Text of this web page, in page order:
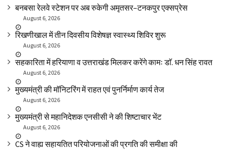
बनबसा रेलवे स्टेशन पर अब रुकेगी अमृतसर–टनकपुर एक्सप्रेस
August 6, 2026
रिखणीखाल में तीन दिवसीय विशेषज्ञ स्वास्थ्य शिविर शुरू
August 6, 2026
सहकारिता में हरियाणा व उत्तराखंड मिलकर करेंगे कामः डाॅ. धन सिंह रावत
August 6, 2026
मुख्यमंत्री की मॉनिटरिंग में राहत एवं पुनर्निर्माण कार्य तेज
August 6, 2026
मुख्यमंत्री से महानिदेशक एनसीसी ने की शिष्टाचार भेंट
August 6, 2026
CS ने वाह्य सहायतित परियोजनाओं की प्रगति की समीक्षा की